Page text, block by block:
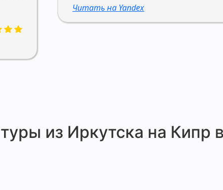
Читать на Yandex
из Иркутска на Кипр